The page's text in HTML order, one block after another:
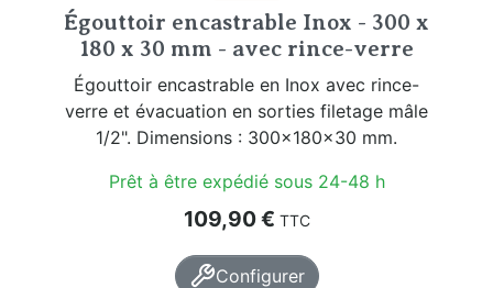
Égouttoir encastrable Inox - 300 x
180 x 30 mm - avec rince-verre
Égouttoir encastrable en Inox avec rince-
verre et évacuation en sorties filetage mâle
1/2". Dimensions : 300x180x30 mm.
Prêt à être expédié sous 24-48 h
Prix
109,90 € TTC
Configurer